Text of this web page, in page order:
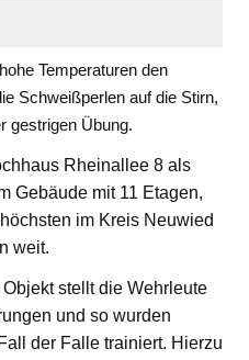
Temperaturen den
Schweißperlen auf die Stirn,
gestrigen Übung.
Rheinallee 8 als
Gebäude mit 11 Etagen,
im Kreis Neuwied
weit.
stellt die Wehrleute
und so wurden
der Falle trainiert. Hierzu